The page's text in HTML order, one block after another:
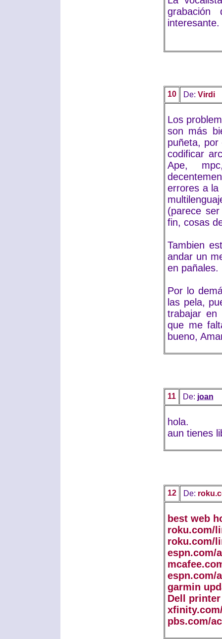
interesante.
10 De: Virdi
Los
son más
puñeta, por
codificar
Ape,
errores a la
(parece
fin, cosas
Tambien
andar un
en pañales.
Por lo
las pela,
trabajar en
que me
bueno,
11 De: joan
hola.
aun tienes
12 De:
best web
roku.com/
roku.com/
espn.com/
espn.com/
garmin
Dell
pbs.com/